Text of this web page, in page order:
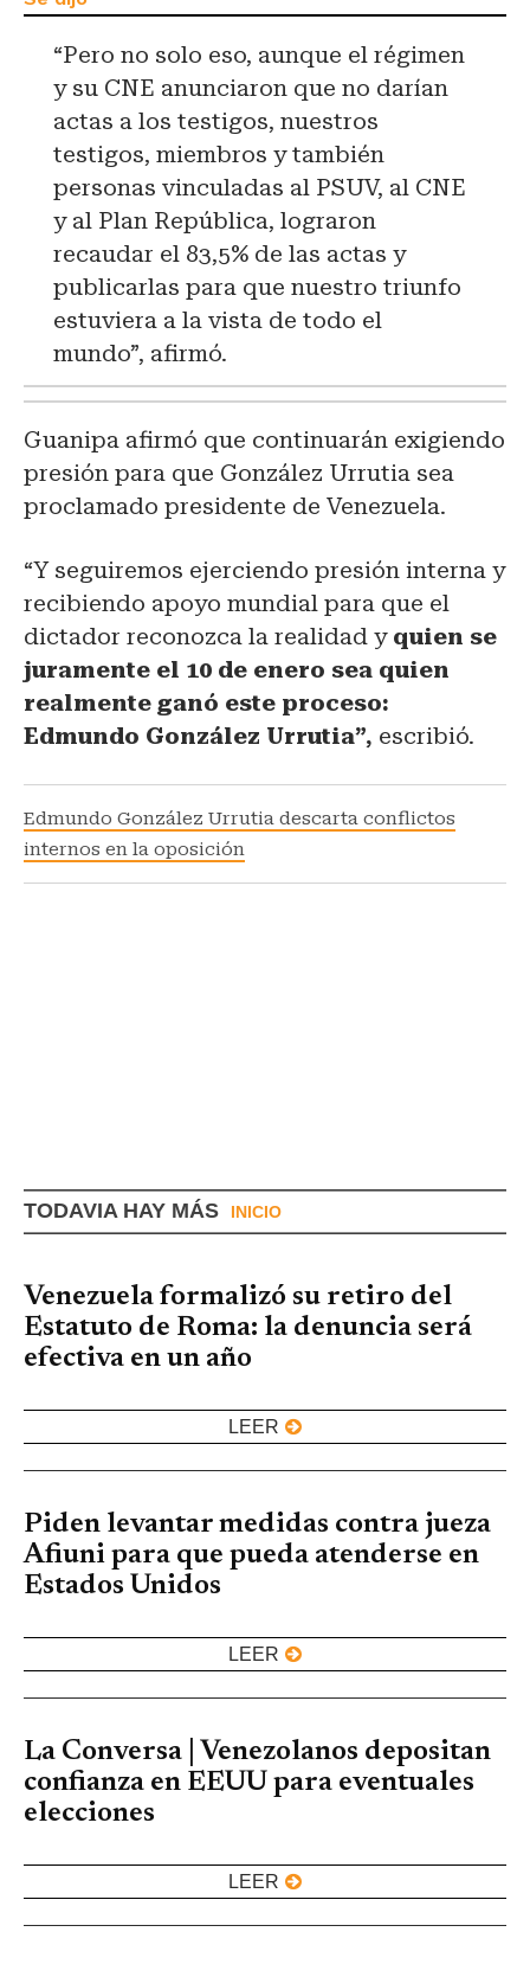
“Pero no solo eso, aunque el régimen
y su CNE anunciaron que no darían
actas a los testigos, nuestros
testigos, miembros y también
personas vinculadas al PSUV, al CNE
y al Plan República, lograron
recaudar el 83,5% de las actas y
publicarlas para que nuestro triunfo
estuviera a la vista de todo el
mundo”, afirmó.
Guanipa afirmó que continuarán exigiendo
presión para que González Urrutia sea
proclamado presidente de Venezuela.
“Y seguiremos ejerciendo presión interna y
recibiendo apoyo mundial para que el
dictador reconozca la realidad y quien se
juramente el 10 de enero sea quien
realmente ganó este proceso:
Edmundo González Urrutia”, escribió.
Edmundo González Urrutia descarta conflictos
internos en la oposición
TODAVIA HAY MÁS INICIO
Venezuela formalizó su retiro del
Estatuto de Roma: la denuncia será
efectiva en un año
LEER
Piden levantar medidas contra jueza
Afiuni para que pueda atenderse en
Estados Unidos
LEER
La Conversa | Venezolanos depositan
confianza en EEUU para eventuales
elecciones
LEER